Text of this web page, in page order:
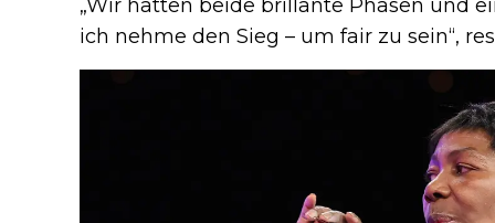
„Wir hatten beide brillante Phasen und
ich nehme den Sieg – um fair zu sein“,